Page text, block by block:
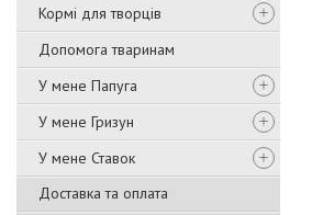
Кормі для творців
Допомога тваринам
У мене Папуга
У мене Гризун
У мене Ставок
Доставка та оплата